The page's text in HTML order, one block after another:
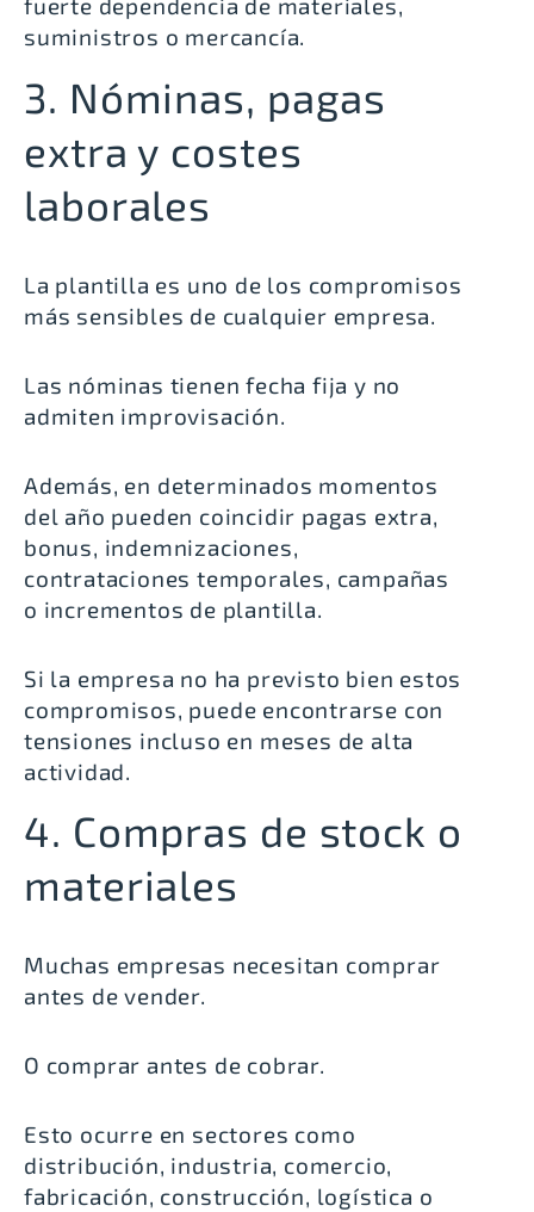
fuerte dependencia de materiales,
suministros o mercancía.
3. Nóminas, pagas
extra y costes
laborales
La plantilla es uno de los compromisos
más sensibles de cualquier empresa.
Las nóminas tienen fecha fija y no
admiten improvisación.
Además, en determinados momentos
del año pueden coincidir pagas extra,
bonus, indemnizaciones,
contrataciones temporales, campañas
o incrementos de plantilla.
Si la empresa no ha previsto bien estos
compromisos, puede encontrarse con
tensiones incluso en meses de alta
actividad.
4. Compras de stock o
materiales
Muchas empresas necesitan comprar
antes de vender.
O comprar antes de cobrar.
Esto ocurre en sectores como
distribución, industria, comercio,
fabricación, construcción, logística o